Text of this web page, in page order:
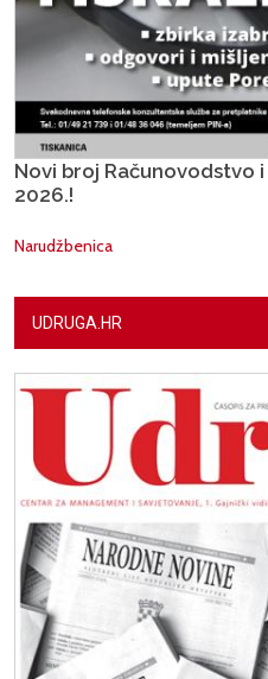
Novi broj Računovodstvo
2026.!
Narudžbenica
UDRUGA.HR